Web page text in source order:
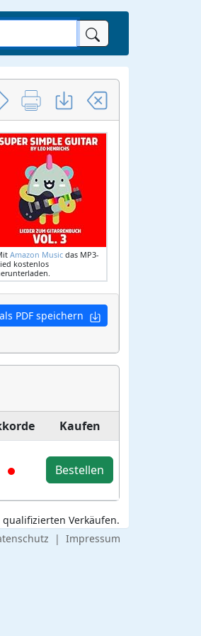
Amazon Music das MP3-
kostenlos
PDF speichern
Kaufen
Bestellen
Verkäufen.
| Impressum